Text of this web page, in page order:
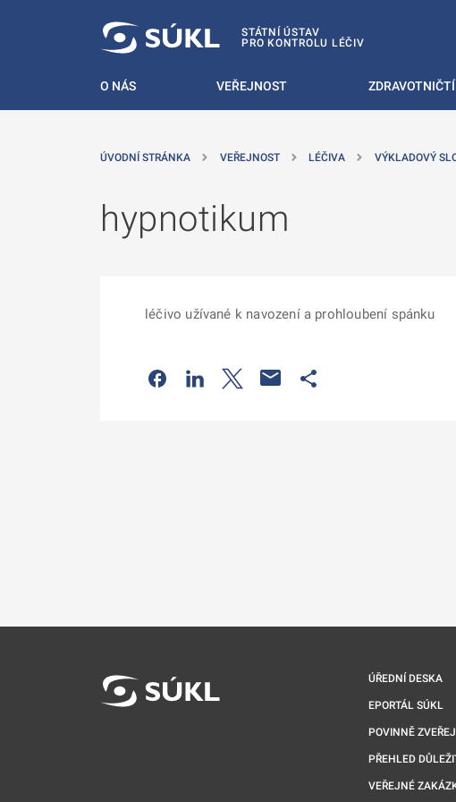
STÁTNÍ ÚSTAV
PRO KONTROLU LÉČIV
O NÁS VEŘEJNOST
ÚVODNÍ STRÁNKA VEŘEJNOST LÉČIVA VÝKLADOVÝ
hypnotikum
léčivo užívané k navození a prohloubení spánku
Odkaz se otevře na nové kartě
Odkaz se otevře na nové kartě
Odkaz se otevře na nové kartě
ÚŘEDNÍ DESKA
EPORTÁL SÚKL
POVINNĚ
PŘEHLED
VEŘEJNÉ